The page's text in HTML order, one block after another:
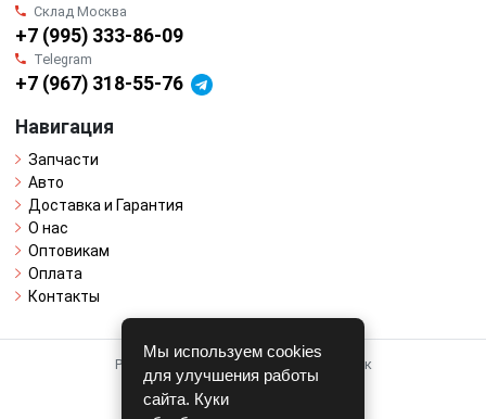
Склад Москва
+7 (995) 333-86-09
Telegram
+7 (967) 318-55-76
Навигация
Запчасти
Авто
Доставка и Гарантия
О нас
Оптовикам
Оплата
Контакты
Работает на системе для авторазборок
CARRO.БИЗНЕС
Мы используем cookies
для улучшения работы
сайта. Куки